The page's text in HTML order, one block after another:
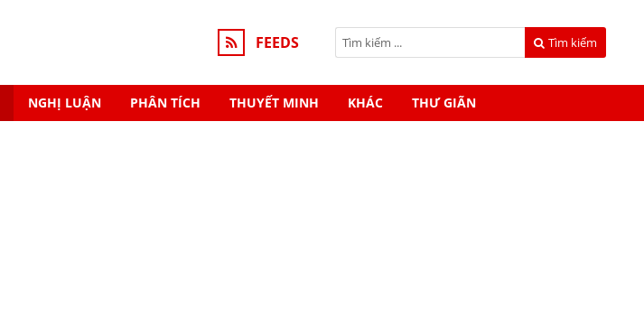
FEEDS Tìm kiếm
NGHỊ LUẬN PHÂN TÍCH THUYẾT MINH KHÁC THƯ GIÃN